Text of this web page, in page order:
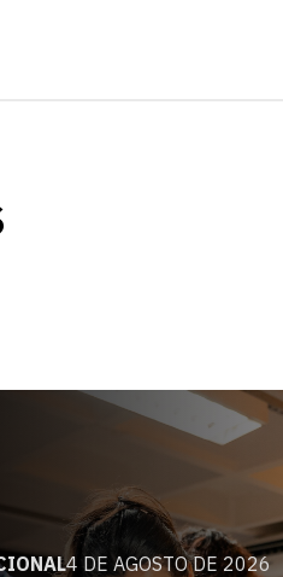
4 DE AGOSTO DE 2026